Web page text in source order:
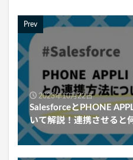
Prev
2023年10月22日
SalesforceとPHONE
いて解説！連携させると